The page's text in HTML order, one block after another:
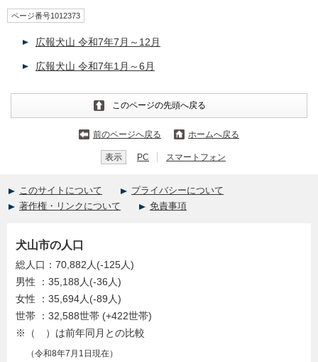
ページ番号1012373
広報犬山 令和7年7月～12月
広報犬山 令和7年1月～6月
このページの先頭へ戻る
前のページへ戻る ホームへ戻る
表示 PC スマートフォン
このサイトについて
プライバシーについて
著作権・リンクについて
免責事項
犬山市の人口
総人口：70,882人(-125人)
男性 ：35,188人(-36人)
女性 ：35,694人(-89人)
世帯 ：32,588世帯 (+422世帯)
※（ ）は前年同月との比較
（令和8年7月1日現在）